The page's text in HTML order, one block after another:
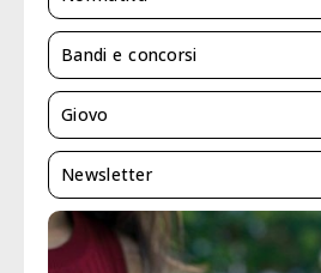
Bandi e concorsi
Giovo
Newsletter